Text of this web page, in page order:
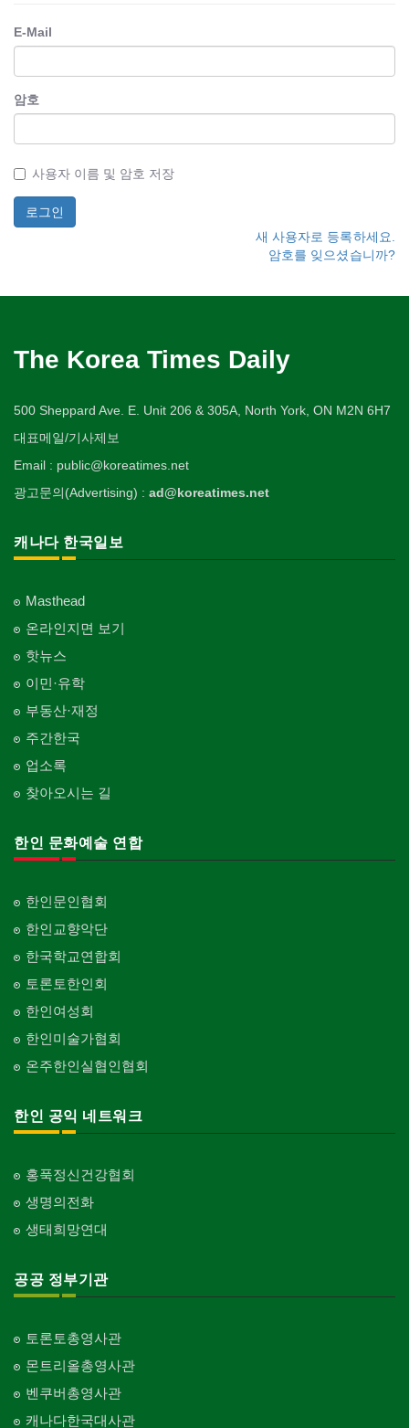
E-Mail
암호
사용자 이름 및 암호 저장
새 사용자로 등록하세요.
암호를 잊으셨습니까?
The Korea Times Daily
500 Sheppard Ave. E. Unit 206 & 305A, North York, ON M2N 6H7
대표메일/기사제보
Email : public@koreatimes.net
광고문의(Advertising) : ad@koreatimes.net
캐나다 한국일보
Masthead
온라인지면 보기
핫뉴스
이민·유학
부동산·재정
주간한국
업소록
찾아오시는 길
한인 문화예술 연합
한인문인협회
한인교향악단
한국학교연합회
토론토한인회
한인여성회
한인미술가협회
온주한인실협인협회
한인 공익 네트워크
홍푹정신건강협회
생명의전화
생태희망연대
공공 정부기관
토론토총영사관
몬트리올총영사관
벤쿠버총영사관
캐나다한국대사관